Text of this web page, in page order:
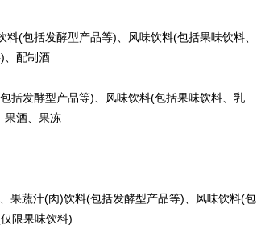
包括发酵型产品等)、风味饮料(包括果味饮料、
、配制酒
发酵型产品等)、风味饮料(包括果味饮料、乳
果酒、果冻
蔬汁(肉)饮料(包括发酵型产品等)、风味饮料(包
限果味饮料)